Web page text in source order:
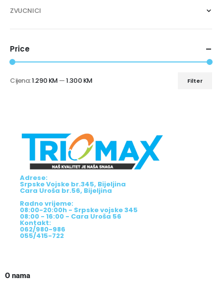
ZVUCNICI
Price
Filter
Cijena:1.290 KM —1.300 KM
Adrese:
Srpske Vojske br.345, Bijeljina
Cara Uroša br.56, Bijeljina
Radno vrijeme:
08:00-20:00h - Srpske vojske 345
08:00 - 16:00 - Cara Uroša 56
Kontakt:
062/980-986
055/415-722
O nama